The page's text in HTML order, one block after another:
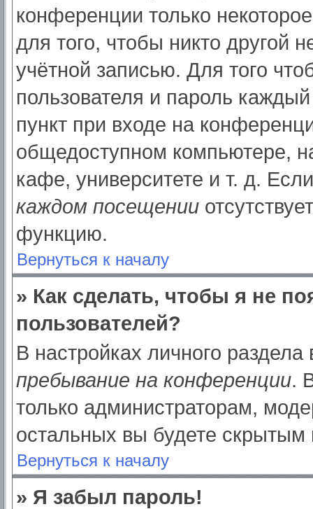
конференции только
для того, чтобы никто другой
учётной записью. Для того
пользователя и пароль
пункт при входе на
общедоступном компьютере,
кафе, университете и т. д.
каждом посещении
функцию.
Вернуться к началу
» Как сделать, чтобы я не
пользователей?
В настройках личного
пребывание на конференции.
только администраторам,
остальных вы будете скрытым
Вернуться к началу
» Я забыл пароль!